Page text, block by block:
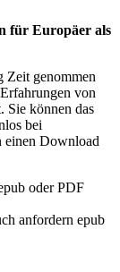
für Europäer als
Zeit genommen
von
Sie können das
bei
einen Download
oder PDF
anfordern epub